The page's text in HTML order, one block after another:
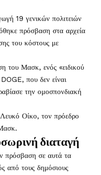
19 γενικών πολιτειών
πρόσβαση στα αρχεία
του κόστους με
του Μασκ, ενός «ειδικού
που δεν είναι
την ομοσπονδιακή
Οίκο, τον πρόεδρο
διαταγή
πρόσβαση σε αυτά τα
από τους δημόσιους